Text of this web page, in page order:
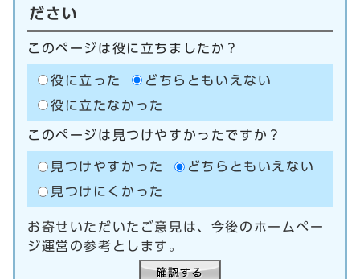
ださい
このページは役に立ちましたか？
役に立った
どちらともいえない
役に立たなかった
このページは見つけやすかったですか？
見つけやすかった
どちらともいえない
見つけにくかった
お寄せいただいたご意見は、今後のホームペー
ジ運営の参考とします。